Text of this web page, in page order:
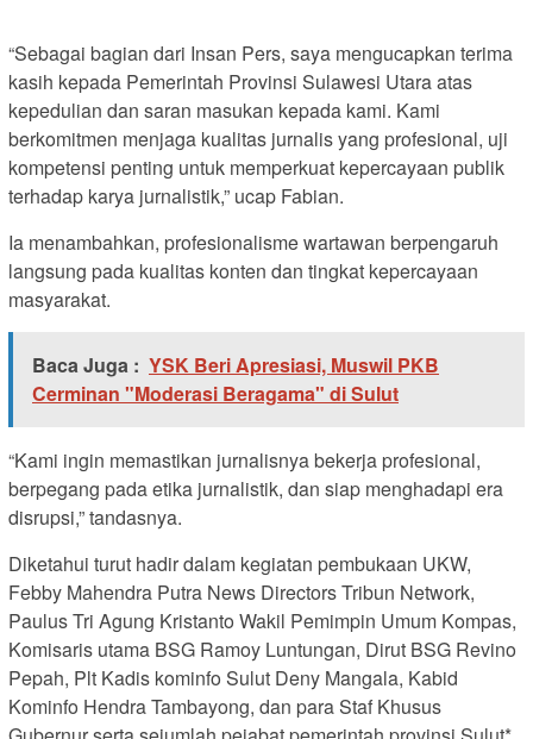
“Sebagai bagian dari Insan Pers, saya mengucapkan terima
kasih kepada Pemerintah Provinsi Sulawesi Utara atas
kepedulian dan saran masukan kepada kami. Kami
berkomitmen menjaga kualitas jurnalis yang profesional, uji
kompetensi penting untuk memperkuat kepercayaan publik
terhadap karya jurnalistik,” ucap Fabian.
Ia menambahkan, profesionalisme wartawan berpengaruh
langsung pada kualitas konten dan tingkat kepercayaan
masyarakat.
Baca Juga : YSK Beri Apresiasi, Muswil PKB
Cerminan "Moderasi Beragama" di Sulut
“Kami ingin memastikan jurnalisnya bekerja profesional,
berpegang pada etika jurnalistik, dan siap menghadapi era
disrupsi,” tandasnya.
‎Diketahui turut hadir dalam kegiatan pembukaan UKW,
Febby Mahendra Putra News Directors Tribun Network,
Paulus Tri Agung Kristanto Wakil Pemimpin Umum Kompas,
Komisaris utama BSG Ramoy Luntungan, Dirut BSG Revino
Pepah, Plt Kadis kominfo Sulut Deny Mangala, Kabid
Kominfo Hendra Tambayong, dan para Staf Khusus